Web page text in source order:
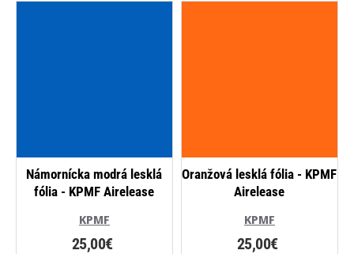
KPMF
Námornícka modrá lesklá
fólia - KPMF Airelease
25,00€
KPMF
Oranžová lesklá fólia - KPMF
Airelease
25,00€